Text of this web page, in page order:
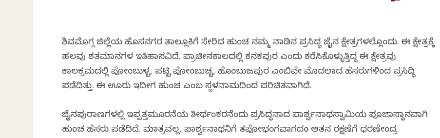
ಶಿವಮೊಗ್ಗ ಜಿಲ್ಲೆಯ ಹೊಸನಗರ ತಾಲ್ಲೂಕಿಗೆ ಸೇರಿದ ಹುಂಚ ನಮ್ಮ ನಾಡಿನ ಪ್ರಸಿದ್ಧ ಜೈನ ಕ್ಷೇತ್ರಗಳಲ್ಲೊಂದು. ಈ ಕ್ಷೇತ್ರಕ್ಕೆ
ಹಲವು ಶತಮಾನಗಳ ಇತಿಹಾಸವಿದೆ. ಪ್ರಾಚೀನಕಾಲದಲ್ಲಿ ಕನಕಪುರ ಎಂದು ಕರೆಸಿಕೊಳ್ಳುತ್ತಿದ್ದ ಈ ಕ್ಷೇತ್ರವು
ಕಾಲಕ್ರಮದಲ್ಲಿ ಪೋಂಬುಳ್ಚ, ಪಟ್ಟಿ ಪೋಂಬುಚ್ಚ, ಹೊಂಬುಜಪುರ ಎಂಬಿವೇ ಮೊದಲಾದ ಹೆಸರುಗಳಿಂದ ಪ್ರಸಿದ್ಧಿ
ಪಡೆದಿತ್ತು. ಈ ಊರು ಇದೀಗ ಹುಂಚ ಎಂಬ ಸ್ಥಳನಾಮದಿಂದ ಪರಿಚಿತವಾಗಿದೆ.
ಜೈನಪುರಾಣಗಳಲ್ಲಿ ಇಪ್ಪತ್ತಮೂರನೆಯ ತೀರ್ಥಂಕರನೆಂದು ಪ್ರಸಿದ್ಧನಾದ ಪಾರ್ಶ್ವನಾಥಸ್ವಾಮಿಯ ಪೂಜಾಸ್ಥಾನವಾಗಿ
ಹುಂಚ ಹೆಸರು ಪಡೆದಿದೆ. ಮಾತ್ರವಲ್ಲ, ಪಾರ್ಶ್ವನಾಥನಿಗೆ ತಪೋಭಂಗವಾಗದಂತೆ ಆತನ ರಕ್ಷಣೆಗೆ ಧರಣೇಂದ್ರ